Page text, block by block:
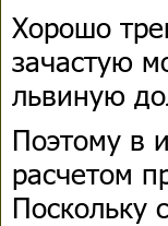
Хорошо
зачастую
львиную
Поэтому в
расчетом
Поскольку